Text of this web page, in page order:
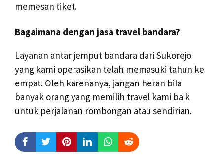
memesan tiket.
Bagaimana dengan jasa travel bandara?
Layanan antar jemput bandara dari Sukorejo
yang kami operasikan telah memasuki tahun ke
empat. Oleh karenanya, jangan heran bila
banyak orang yang memilih travel kami baik
untuk perjalanan rombongan atau sendirian.